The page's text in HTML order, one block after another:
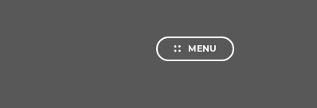
MENU